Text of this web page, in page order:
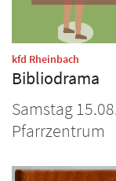
kfd Rheinbach
Bibliodrama
Samstag
Pfarrzentrum